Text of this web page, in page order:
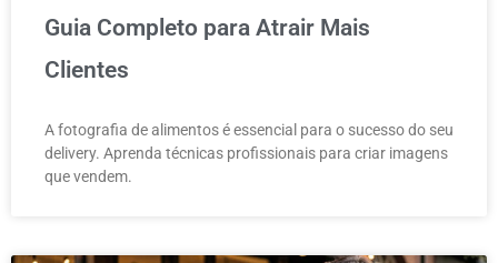
Guia Completo para Atrair Mais
Clientes
A fotografia de alimentos é essencial para o sucesso do seu
delivery. Aprenda técnicas profissionais para criar imagens
que vendem.